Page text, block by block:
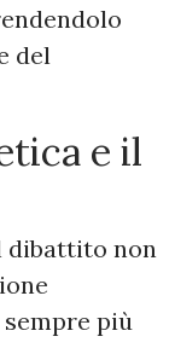
del
e il
dibattito non
più